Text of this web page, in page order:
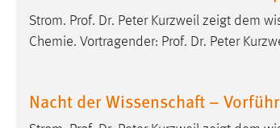
Strom. Prof. Dr. Peter Kurzweil zeigt dem
Chemie. Vortragender: Prof. Dr. Peter
Nacht der Wissenschaft –